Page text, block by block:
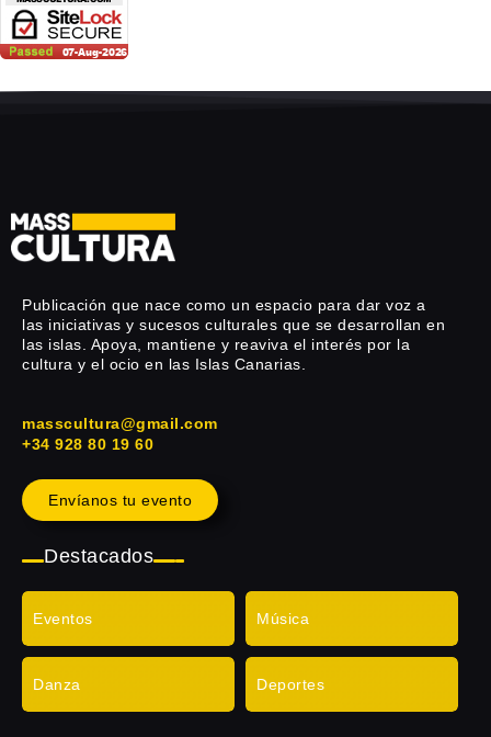
Publicación que nace como un espacio para dar voz a
las iniciativas y sucesos culturales que se desarrollan en
las islas. Apoya, mantiene y reaviva el interés por la
cultura y el ocio en las Islas Canarias.
masscultura@gmail.com
+34 928 80 19 60
Envíanos tu evento
Destacados
Eventos Música
Danza Deportes